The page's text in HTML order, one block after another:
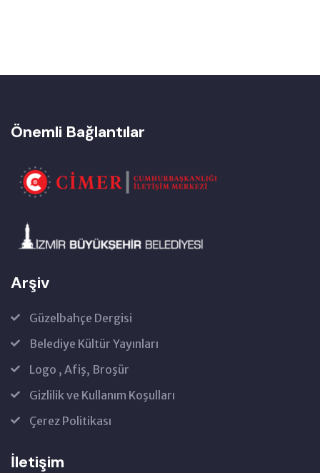
Önemli Bağlantılar
Arşiv
Güzelbahçe Dergisi
Belediye Kültür Yayınları
Logo , Afiş, Broşür
Gizlilik ve Kullanım Koşulları
Çerez Politikası
İletişim